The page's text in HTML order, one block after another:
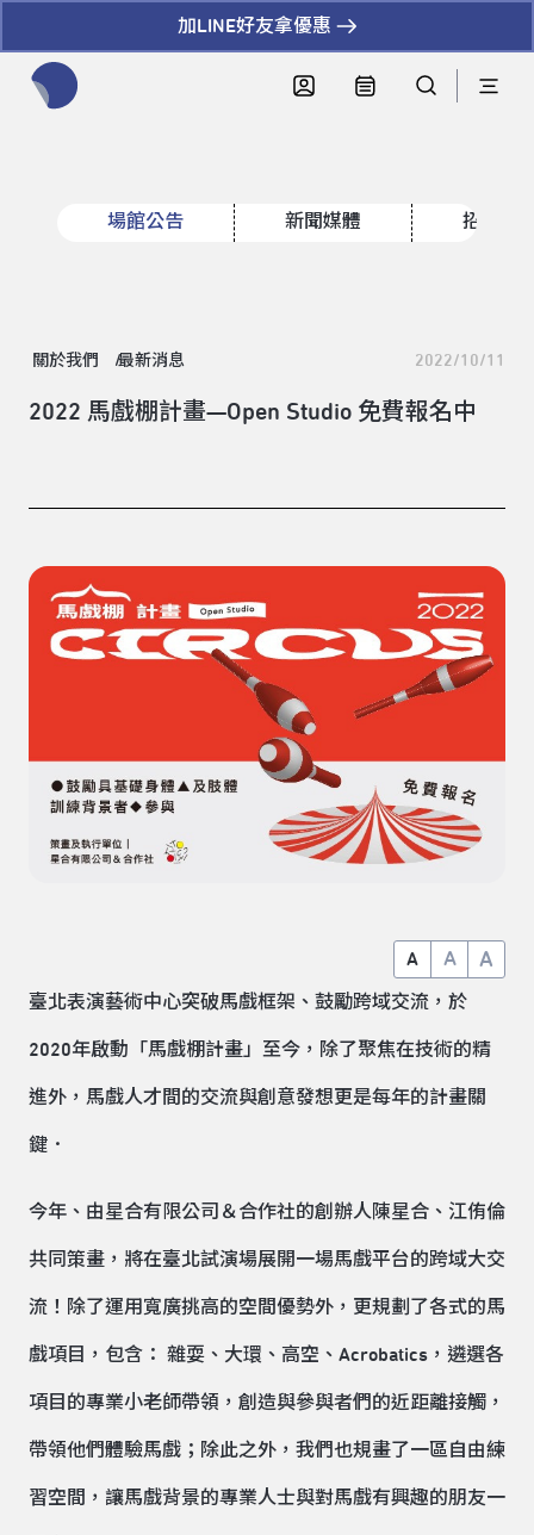
加LINE好友拿優惠
場館公告 新聞媒體 招標資
關於我們 最新消息 2022/10/11
2022 馬戲棚計畫—Open Studio 免費報名中
A A A
臺北表演藝術中心突破馬戲框架、鼓勵跨域交流，於
2020年啟動「馬戲棚計畫」至今，除了聚焦在技術的精
進外，馬戲人才間的交流與創意發想更是每年的計畫關
鍵．
今年、由星合有限公司＆合作社的創辦人陳星合、江侑倫
共同策畫，將在臺北試演場展開一場馬戲平台的跨域大交
流！除了運用寬廣挑高的空間優勢外，更規劃了各式的馬
戲項目，包含： 雜耍、大環、高空、Acrobatics，遴選各
項目的專業小老師帶領，創造與參與者們的近距離接觸，
帶領他們體驗馬戲；除此之外，我們也規畫了一區自由練
習空間，讓馬戲背景的專業人士與對馬戲有興趣的朋友一